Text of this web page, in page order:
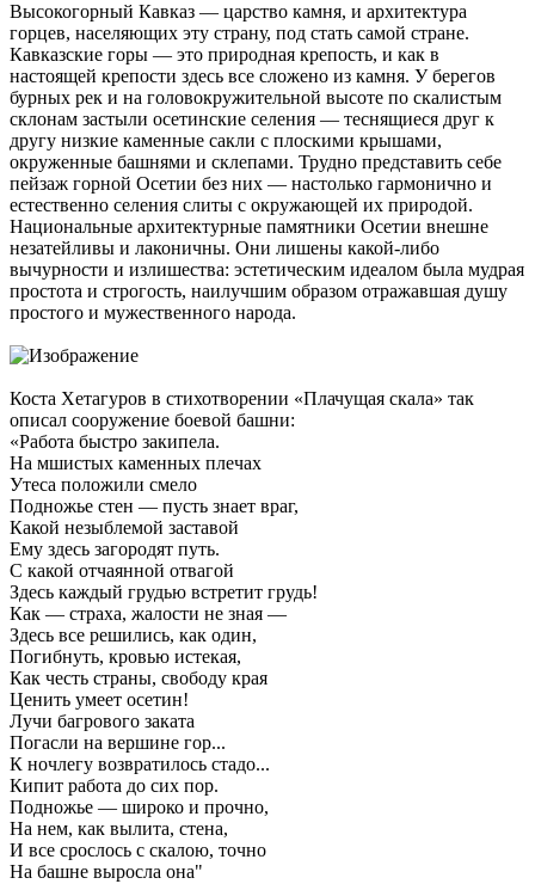
Высокогорный Кавказ — царство камня, и архитектура
горцев, населяющих эту страну, под стать самой стране.
Кавказские горы — это природная крепость, и как в
настоящей крепости здесь все сложено из камня. У берегов
бурных рек и на головокружительной высоте по скалистым
склонам застыли осетинские селения — теснящиеся друг к
другу низкие каменные сакли с плоскими крышами,
окруженные башнями и склепами. Трудно представить себе
пейзаж горной Осетии без них — настолько гармонично и
естественно селения слиты с окружающей их природой.
Национальные архитектурные памятники Осетии внешне
незатейливы и лаконичны. Они лишены какой-либо
вычурности и излишества: эстетическим идеалом была мудрая
простота и строгость, наилучшим образом отражавшая душу
простого и мужественного народа.
Коста Хетагуров в стихотворении «Плачущая скала» так
описал сооружение боевой башни:
«Работа быстро закипела.
На мшистых каменных плечах
Утеса положили смело
Подножье стен — пусть знает враг,
Какой незыблемой заставой
Ему здесь загородят путь.
С какой отчаянной отвагой
Здесь каждый грудью встретит грудь!
Как — страха, жалости не зная —
Здесь все решились, как один,
Погибнуть, кровью истекая,
Как честь страны, свободу края
Ценить умеет осетин!
Лучи багрового заката
Погасли на вершине гор...
К ночлегу возвратилось стадо...
Кипит работа до сих пор.
Подножье — широко и прочно,
На нем, как вылита, стена,
И все срослось с скалою, точно
На башне выросла она"